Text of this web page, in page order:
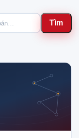
Tìm